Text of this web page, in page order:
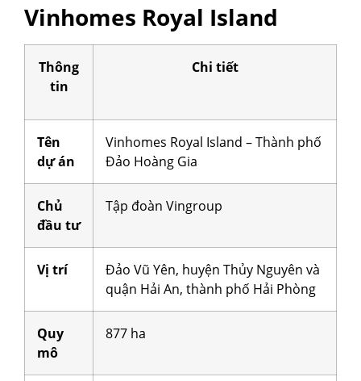
Vinhomes Royal Island
Thông
tin
Chi tiết
Tên
dự án
Vinhomes Royal Island – Thành phố
Đảo Hoàng Gia
Chủ
đầu tư
Tập đoàn Vingroup
Vị trí
Đảo Vũ Yên, huyện Thủy Nguyên và
quận Hải An, thành phố Hải Phòng
Quy
mô
877 ha